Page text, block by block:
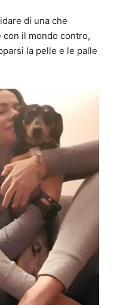
di una che
il mondo contro,
la pelle e le palle